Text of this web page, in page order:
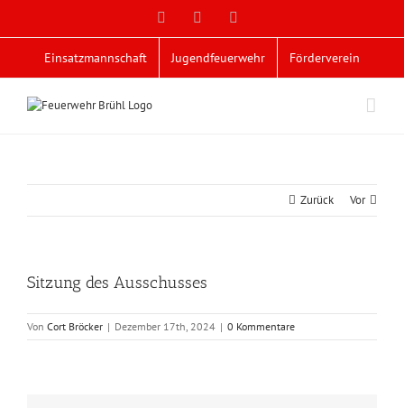
Facebook
Einsatzmannschaft Jugendfeuerwehr Förderverein
Zurück Vor
Sitzung des Ausschusses
Von Cort Bröcker | Dezember 17th, 2024 | 0 Kommentare